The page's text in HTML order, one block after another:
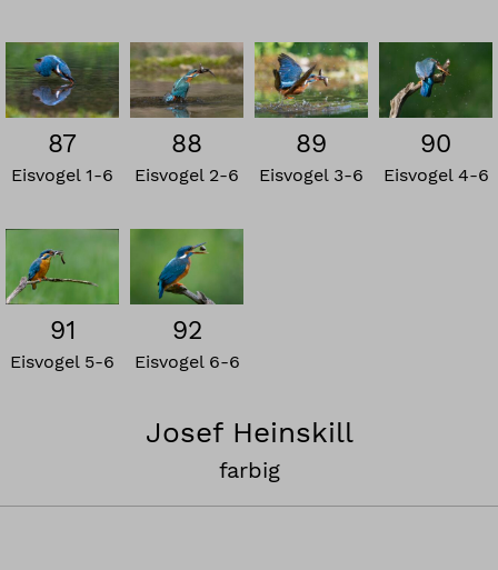
87
Eisvogel 1-6
88
Eisvogel 2-6
89
Eisvogel 3-6
90
Eisvogel 4-6
91
Eisvogel 5-6
92
Eisvogel 6-6
Josef Heinskill
farbig